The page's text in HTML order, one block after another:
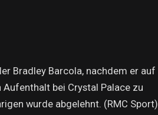
Bradley Barcola, nachdem er auf
bei Crystal Palace zu
wurde abgelehnt. (RMC Sport)